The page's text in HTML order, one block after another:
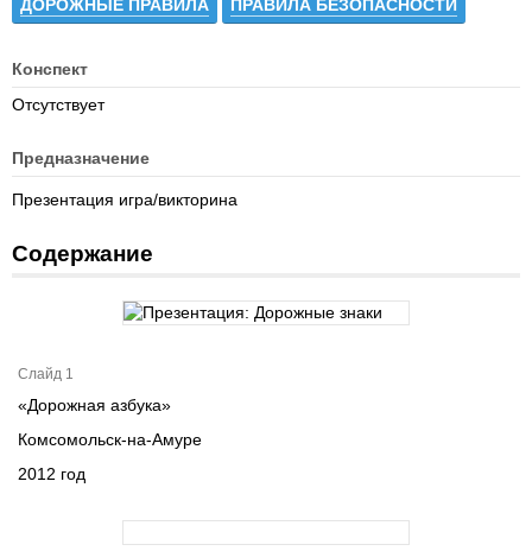
ДОРОЖНЫЕ ПРАВИЛА ПРАВИЛА БЕЗОПАСНОСТИ
Конспект
Отсутствует
Предназначение
Презентация игра/викторина
Содержание
Слайд 1
«Дорожная азбука»
Комсомольск-на-Амуре
2012 год